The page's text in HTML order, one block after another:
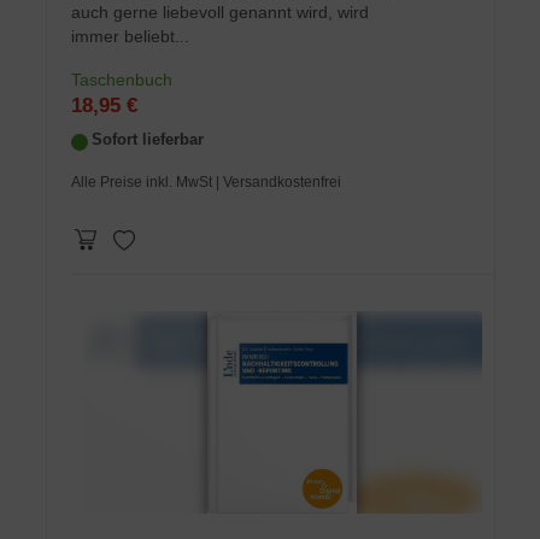
auch gerne liebevoll genannt wird, wird
immer beliebt...
Taschenbuch
18,95 €
Sofort lieferbar
Alle Preise inkl. MwSt | Versandkostenfrei